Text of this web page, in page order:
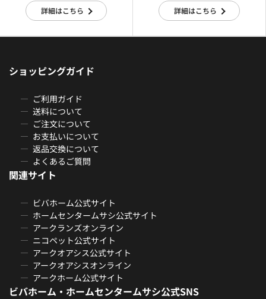
詳細はこちら 詳細はこちら
ショッピングガイド
ご利用ガイド
送料について
ご注文について
お支払いについて
返品交換について
よくあるご質問
関連サイト
ビバホーム公式サイト
ホームセンタームサシ公式サイト
アークランズオンライン
ニコペット公式サイト
アークオアシス公式サイト
アークオアシスオンライン
アークホーム公式サイト
ビバホーム・ホームセンタームサシ公式SNS